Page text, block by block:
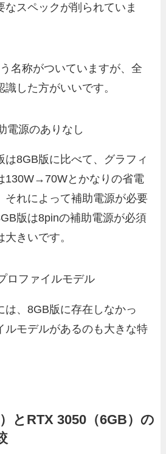
なスペックが削られていま
名称がついていますが、全
した方がいいです。
は8GB版に比べて、グラフィ
130W→70Wとかなりの省電
それによって補助電源が必要
版は8pinの補助電源が必須
きいです。
は、8GB版に存在しなかっ
ルモデルがあるのも大きな特
とRTX 3050（6GB）の